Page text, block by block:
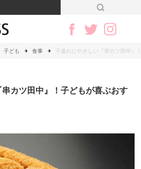
子ども 食事 子連れにやさしい『串カツ田中』
カツ田中』！子どもが喜ぶおす